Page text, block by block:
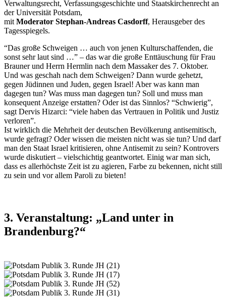
Verwaltungsrecht, Verfassungsgeschichte und Staatskirchenrecht an
der Universität Potsdam,
mit Moderator Stephan-Andreas Casdorff, Herausgeber des
Tagesspiegels.
“Das große Schweigen … auch von jenen Kulturschaffenden, die
sonst sehr laut sind …” – das war die große Enttäuschung für Frau
Brauner und Herrn Hermlin nach dem Massaker des 7. Oktober.
Und was geschah nach dem Schweigen? Dann wurde gehetzt,
gegen Jüdinnen und Juden, gegen Israel! Aber was kann man
dagegen tun? Was muss man dagegen tun? Soll und muss man
konsequent Anzeige erstatten? Oder ist das Sinnlos? “Schwierig”,
sagt Dervis Hizarci: “viele haben das Vertrauen in Politik und Justiz
verloren”.
Ist wirklich die Mehrheit der deutschen Bevölkerung antisemitisch,
wurde gefragt? Oder wissen die meisten nicht was sie tun? Und darf
man den Staat Israel kritisieren, ohne Antisemit zu sein? Kontrovers
wurde diskutiert – vielschichtig geantwortet. Einig war man sich,
dass es allerhöchste Zeit ist zu agieren, Farbe zu bekennen, nicht still
zu sein und vor allem Paroli zu bieten!
3. Veranstaltung: „Land unter in
Brandenburg?“